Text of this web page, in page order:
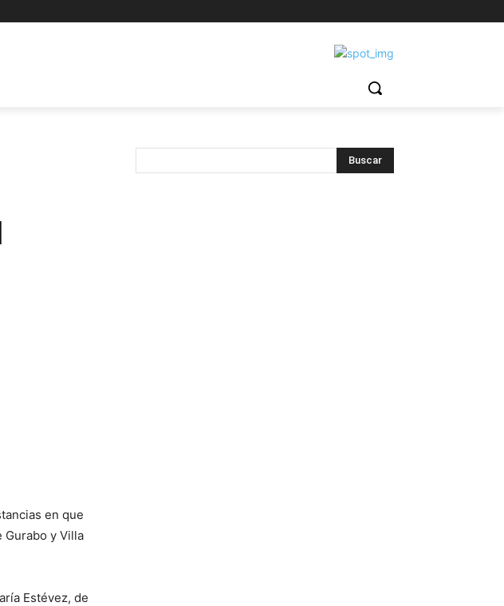
en que
Gurabo y Villa
Estévez, de